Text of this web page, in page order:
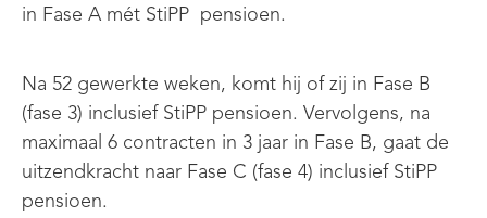
in Fase A mét StiPP pensioen.
Na 52 gewerkte weken, komt hij of zij in Fase B
(fase 3) inclusief StiPP pensioen. Vervolgens, na
maximaal 6 contracten in 3 jaar in Fase B, gaat de
uitzendkracht naar Fase C (fase 4) inclusief StiPP
pensioen.